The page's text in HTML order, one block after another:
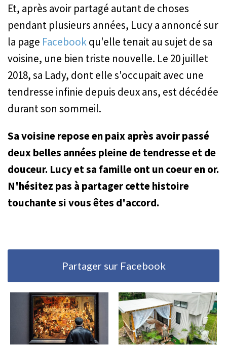
Et, après avoir partagé autant de choses
pendant plusieurs années, Lucy a annoncé sur
la page Facebookqu'elle tenait au sujet de sa
voisine, une bien triste nouvelle. Le 20 juillet
2018, sa Lady, dont elle s'occupait avec une
tendresse infinie depuis deux ans, est décédée
durant son sommeil.
Sa voisine repose en paix après avoir passé
deux belles années pleine de tendresse et de
douceur. Lucy et sa famille ont un coeur en or.
N'hésitez pas à partager cette histoire
touchante si vous êtes d'accord.
Partager sur Facebook